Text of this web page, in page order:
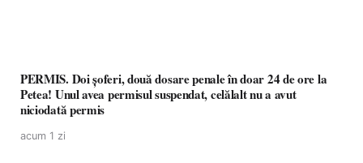
PERMIS. Doi șoferi, două dosare penale în doar 24 de ore la
Petea! Unul avea permisul suspendat, celălalt nu a avut
niciodată permis
acum 1 zi